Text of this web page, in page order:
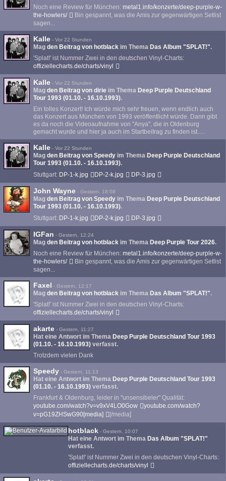
Noch eine Review für München: metal1.info/konzerte/deep-purple-w-
the-howlers/
Bin gespannt, was die Amis zur gegenwärtigen Setlist
sagen...
Kalle - Vor 22 Stunden
Mag den Beitrag von hotblack im Thema Das Album "SPLAT!".
'Splat!' ist Nummer Zwei in den deutschen Vinyl-Charts:
offiziellecharts.de/charts/vinyl
Kalle - Vor 22 Stunden
Mag den Beitrag von dirie im Thema Deep Purple Deutschland
Tour 1993 (01.10. - 16.10.1993).
Ein tolles Konzert! Ich würde mich sehr freuen, wenn endlich auch
das Konzert aus München von 1993 veröffentlicht würde. Dann gibt
es da noch die Videoaufnahme von "Anya", die in Oldenburg
gemacht wurde und hier ja auch im Startbeitrag zu finden ist.…
Kalle - Vor 22 Stunden
Mag den Beitrag von Speedy im Thema Deep Purple Deutschland
Tour 1993 (01.10. - 16.10.1993).
Stuttgart: DP-1-k.jpg DP-2-k.jpg DP-3.jpg
John Wayne - Gestern, 18:08
Mag den Beitrag von Speedy im Thema Deep Purple Deutschland
Tour 1993 (01.10. - 16.10.1993).
Stuttgart: DP-1-k.jpg DP-2-k.jpg DP-3.jpg
IGFan - Gestern, 12:24
Mag den Beitrag von hotblack im Thema Deep Purple Tour 2026.
Noch eine Review für München: metal1.info/konzerte/deep-purple-w-
the-howlers/
Bin gespannt, was die Amis zur gegenwärtigen Setlist
sagen...
Faxel - Gestern, 12:17
Mag den Beitrag von hotblack im Thema Das Album "SPLAT!".
'Splat!' ist Nummer Zwei in den deutschen Vinyl-Charts:
offiziellecharts.de/charts/vinyl
akarte - Gestern, 11:27
Hat eine Antwort im Thema Deep Purple Deutschland Tour 1993
(01.10. - 16.10.1993) verfasst.
Trotzdem vielen Dank
Speedy - Gestern, 11:13
Hat eine Antwort im Thema Deep Purple Deutschland Tour 1993
(01.10. - 16.10.1993) verfasst.
Frankfurt & Oldenburg, leider in "unsensibeler" Qualität:
youtube.com/watch?v=v9xV4LO0Gow
youtube.com/watch?
v=pG19ZHSwG90[media]
[/media]
hotblack - Gestern, 10:07
Hat eine Antwort im Thema Das Album "SPLAT!"
verfasst.
'Splat!' ist Nummer Zwei in den deutschen Vinyl-Charts:
offiziellecharts.de/charts/vinyl